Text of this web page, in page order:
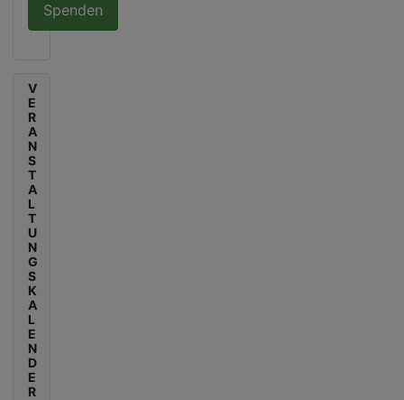
Spenden
V
E
R
A
N
S
T
A
L
T
U
N
G
S
K
A
L
E
N
D
E
R